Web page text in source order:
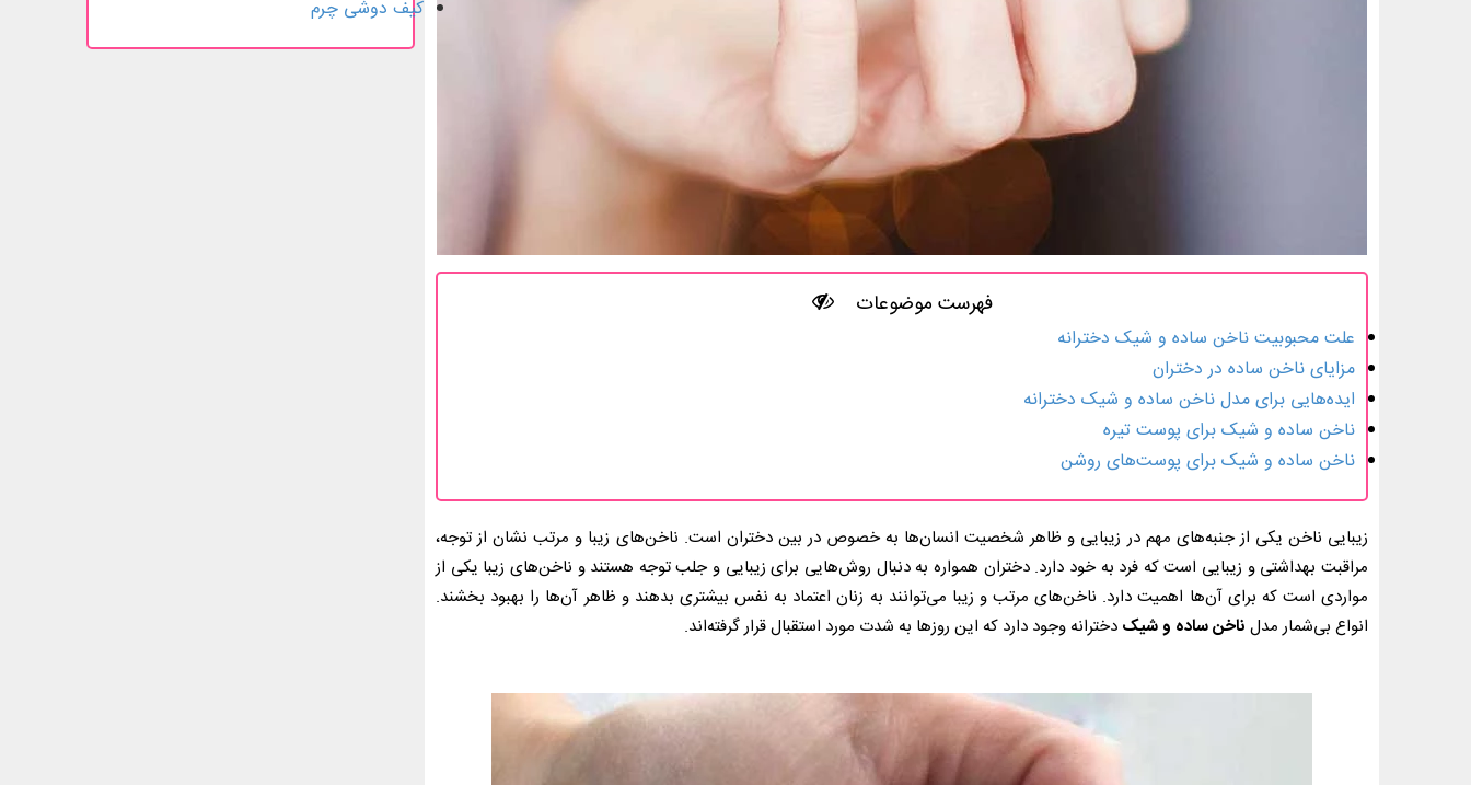
فهرست موضوعات
علت محبوبیت ناخن ساده و شیک دخترانه
مزایای ناخن ساده در دختران
ایده‌هایی برای مدل ناخن ساده و شیک دخترانه
ناخن ساده و شیک برای پوست تیره
ناخن ساده و شیک برای پوست‌های روشن
زیبایی ناخن یکی از جنبه‌های مهم در زیبایی و ظاهر شخصیت انسان‌ها به خصوص در بین دختران است. ناخن‌های زیبا و مرتب نشان از توجه،
مراقبت بهداشتی و زیبایی است که فرد به خود دارد. دختران همواره به دنبال روش‌هایی برای زیبایی و جلب توجه هستند و ناخن‌های زیبا یکی از
مواردی است که برای آن‌ها اهمیت دارد. ناخن‌های مرتب و زیبا می‌توانند به زنان اعتماد به نفس بیشتری بدهند و ظاهر آن‌ها را بهبود بخشند.
انواع بی‌شمار مدل ناخن ساده و شیک دخترانه وجود دارد که این روزها به شدت مورد استقبال قرار گرفته‌اند.
کیف دوشی چرم